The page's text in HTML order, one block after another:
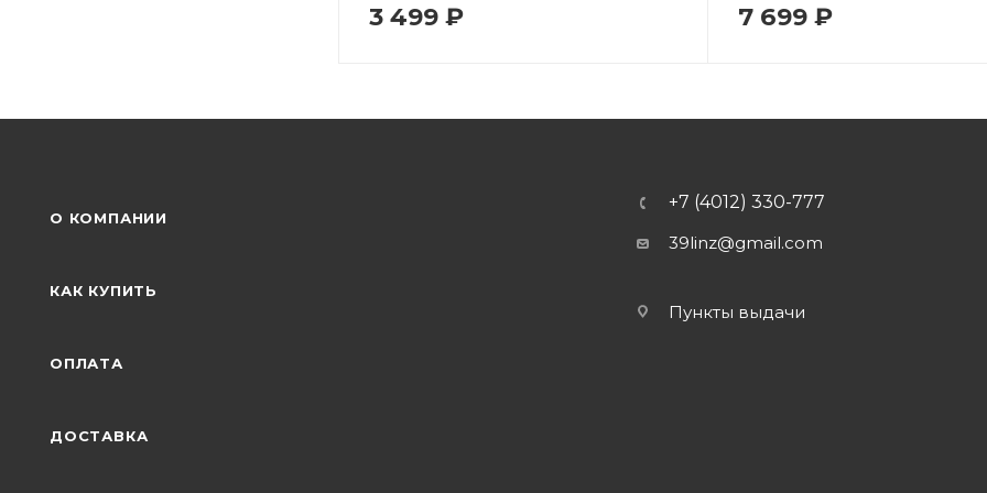
3 499 ₽ 7 699 ₽
О КОМПАНИИ
КАК КУПИТЬ
ОПЛАТА
ДОСТАВКА
+7 (4012) 330-777
39linz@gmail.com
Пункты выдачи